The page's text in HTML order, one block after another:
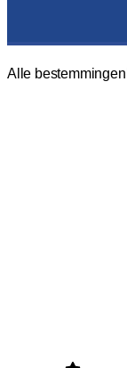
Alle bestemmingen